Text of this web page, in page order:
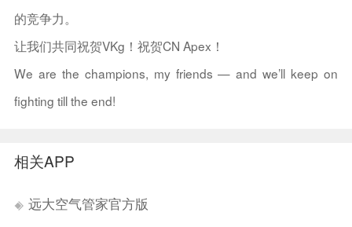
的竞争力。
让我们共同祝贺VKg！祝贺CN Apex！
We are the champions, my friends — and we’ll keep on
fighting till the end!
相关APP
远大空气管家官方版